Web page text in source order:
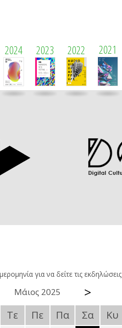
2024 2023 2022 2021
για να δείτε τις εκδηλώσεις
Μάιος 2025 >
Τε Πε Πα Σα
Κυ